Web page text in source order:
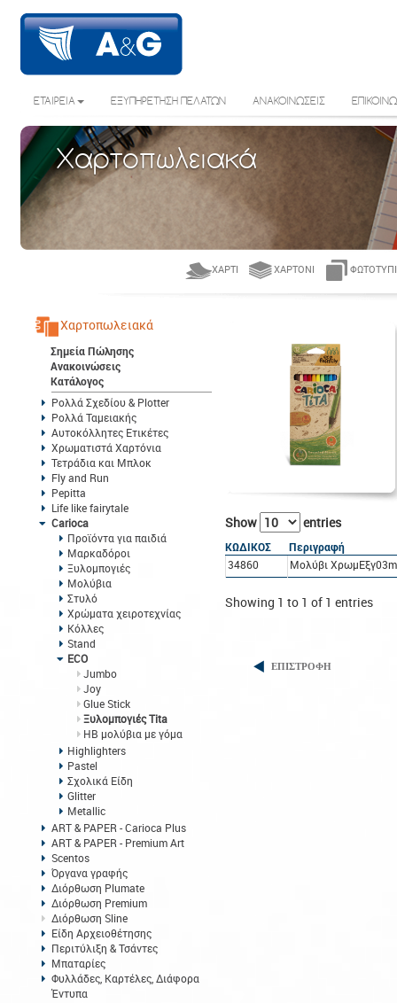
ΕΤΑΙΡΕΙΑ ΕΞΥΠΗΡΕΤΗΣΗ ΠΕΛΑΤΩΝ ΑΝΑΚΟΙΝΩΣΕΙΣ
Χαρτοπωλειακά
ΧΑΡΤΊ ΧΑΡΤΌΝΙ
Χαρτοπωλειακά
Σημεία Πώλησης
Ανακοινώσεις
Κατάλογος
Ρολλά Σχεδίου & Plotter
Ρολλά Ταμειακής
Αυτοκόλλητες Ετικέτες
Χρωματιστά Χαρτόνια
Τετράδια και Μπλοκ
Fly and Run
Pepitta
Life like fairytale
Carioca
Προϊόντα για παιδιά
Μαρκαδόροι
Ξυλομπογιές
Μολύβια
Στυλό
Χρώματα χειροτεχνίας
Κόλλες
Stand
ECO
Jumbo
Joy
Glue Stick
Ξυλομπογιές Tita
HB μολύβια με γόμα
Highlighters
Pastel
Σχολικά Είδη
Glitter
Metallic
ART & PAPER - Carioca Plus
ART & PAPER - Premium Art
Scentos
Όργανα γραφής
Διόρθωση Plumate
Διόρθωση Premium
Διόρθωση Sline
Είδη Αρχειοθέτησης
Περιτύλιξη & Τσάντες
Μπαταρίες
Φυλλάδες, Καρτέλες, Διάφορα
Έντυπα
Show entries
ΚΩΔΙΚΟΣ
Περιγραφή
34860
Μολύβι
Showing 1 to 1 of 1 entries
ΕΠΙΣΤΡΟΦΗ